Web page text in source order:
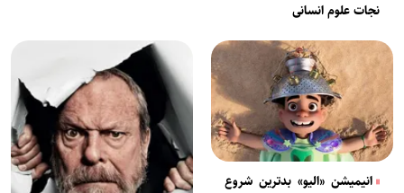
نجات علوم انسانی
انیمیشن «الیو» بدترین شروع